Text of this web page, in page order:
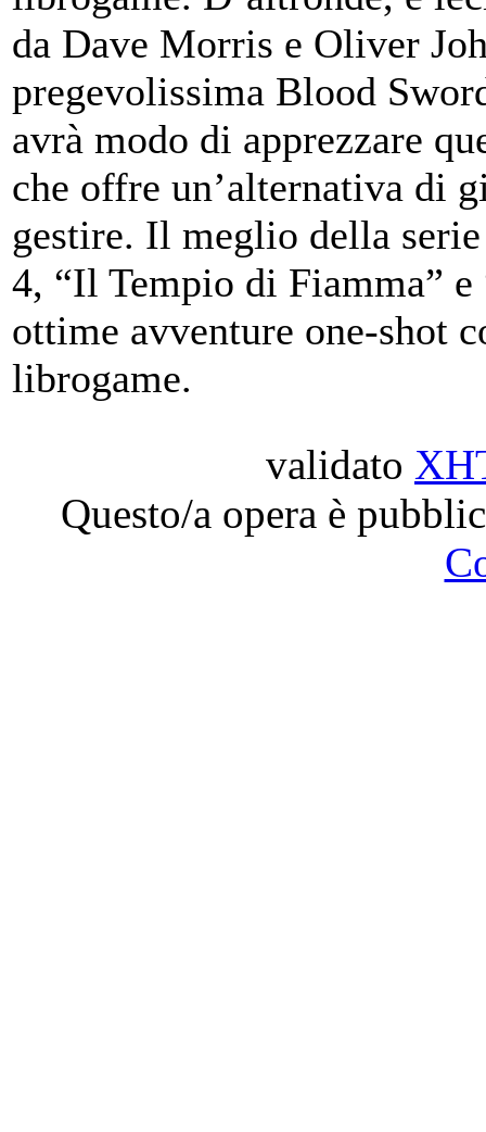
da Dave Morris e Oliver
pregevolissima Blood
avrà modo di apprezzare
che offre un’alternativa di
gestire. Il meglio della
4, “Il Tempio di Fiamma” e
ottime avventure one-shot
librogame.
validato
Questo/a opera è